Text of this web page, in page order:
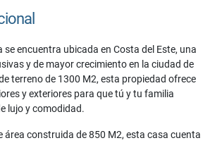
encuentra ubicada en Costa del Este, una
y de mayor crecimiento en la ciudad de
terreno de 1300 M2, esta propiedad ofrece
y exteriores para que tú y tu familia
lujo y comodidad.
área construida de 850 M2, esta casa cuenta